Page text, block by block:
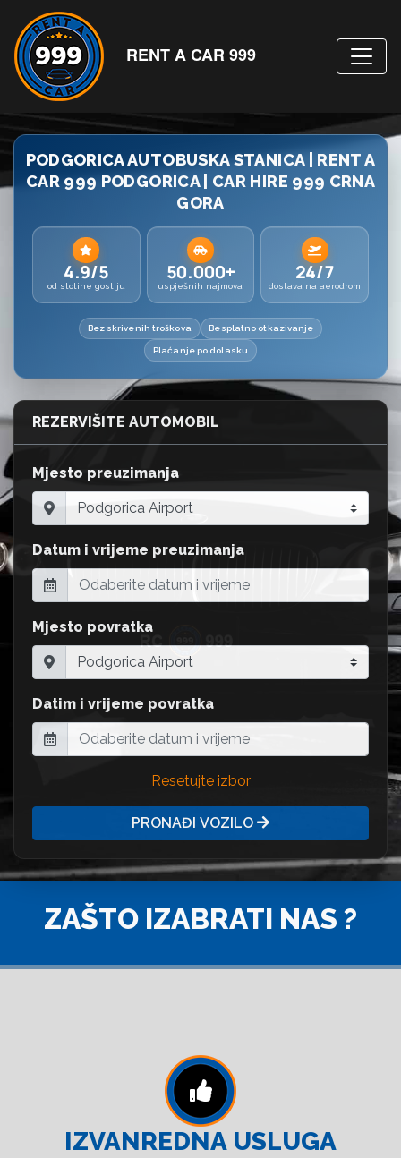
RENT A CAR 999
PODGORICA AUTOBUSKA STANICA | RENT A
CAR 999 PODGORICA | CAR HIRE 999 CRNA
GORA
4.9/5
od stotine gostiju
50.000+
uspješnih najmova
24/7
dostava na aerodrom
Bez skrivenih troškova Besplatno otkazivanje
Plaćanje po dolasku
REZERVIŠITE AUTOMOBIL
Mjesto preuzimanja
Datum i vrijeme preuzimanja
Mjesto povratka
Datim i vrijeme povratka
Resetujte izbor
PRONAĐI VOZILO
ZAŠTO IZABRATI NAS ?
IZVANREDNA USLUGA